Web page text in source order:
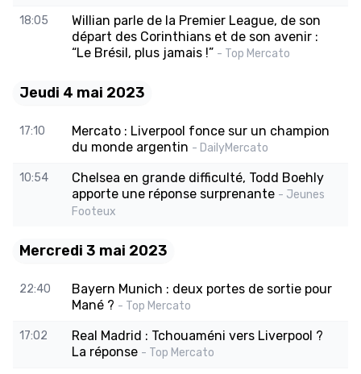
18:05
Willian parle de la Premier League, de son
départ des Corinthians et de son avenir :
“Le Brésil, plus jamais !” - Top Mercato
Jeudi 4 mai 2023
17:10
Mercato : Liverpool fonce sur un champion
du monde argentin - DailyMercato
10:54
Chelsea en grande difficulté, Todd Boehly
apporte une réponse surprenante - Jeunes
Footeux
Mercredi 3 mai 2023
22:40
Bayern Munich : deux portes de sortie pour
Mané ? - Top Mercato
17:02
Real Madrid : Tchouaméni vers Liverpool ?
La réponse - Top Mercato